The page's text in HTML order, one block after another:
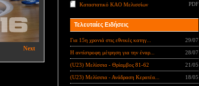
Next
Καταστατικό ΚΑΟ Μελισσίων PDF
Τελευταίες Ειδήσεις
Για 15η χρονιά στις εθνικές κατηγ... 29/07
Η αντίστροφη μέτρηση για την έναρ... 28/07
(U23) Μελίσσια - Θρίαμβος 81-62 21/05
(U23) Μελίσσια - Ανάδραση Κερατέα... 18/05